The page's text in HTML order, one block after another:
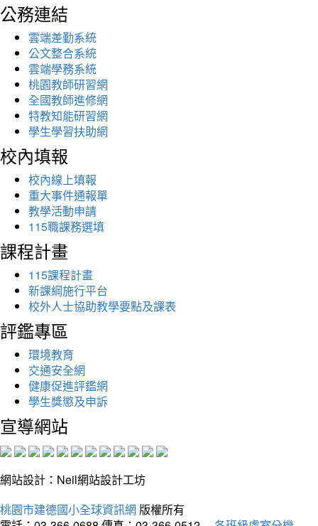
公務連結
雲端差勤系統
公文整合系統
雲端學務系統
桃園教師研習網
全國教師進修網
特教知能研習網
學生學習扶助網
校內填報
校內線上填報
重大事件通報單
教學活動申請
115職課務選填
課程計畫
115課程計畫
新課綱施行平台
校外人士協助教學要點及課表
評鑑專區
環境教育
交通安全網
健康促進評鑑網
學生獎懲及申訴
宣導網站
網站設計：Neil網站設計工坊
桃園市建德國小全球資訊網 版權所有